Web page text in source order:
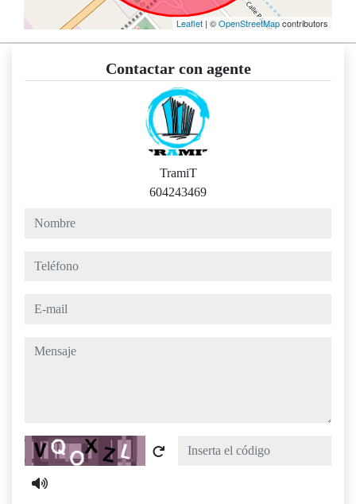
Leaflet | ©OpenStreetMapcontributors
Contactar con agente
TramiT
604243469
nombre
teléfono
e-mail
mensaje
Captcha